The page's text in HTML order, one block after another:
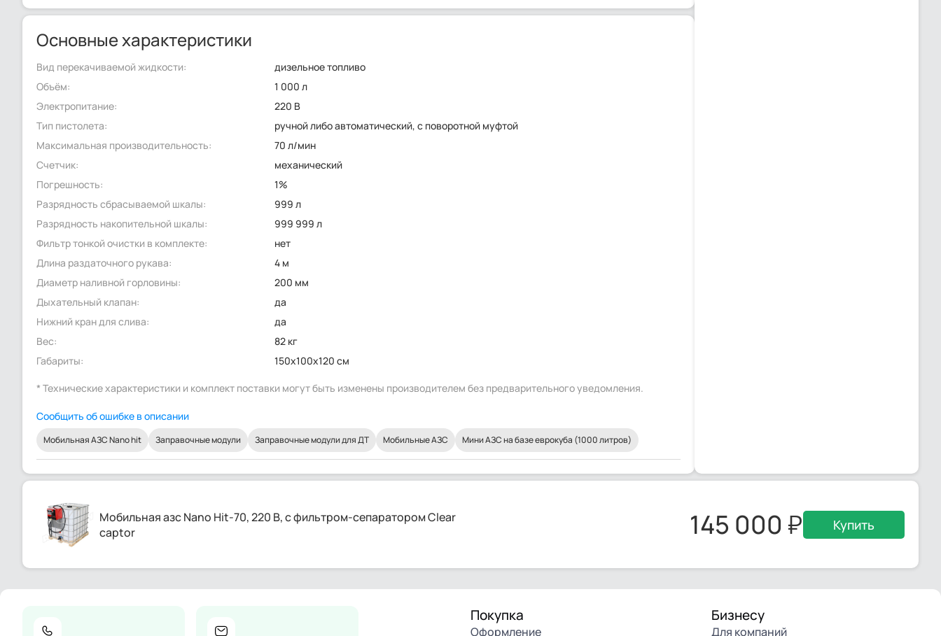
Основные характеристики
Вид перекачиваемой жидкости:
дизельное топливо
Объём:
1 000 л
Электропитание:
220 В
Тип пистолета:
ручной либо автоматический, с поворотной муфтой
Максимальная производительность:
70 л/мин
Счетчик:
механический
Погрешность:
1%
Разрядность сбрасываемой шкалы:
999 л
Разрядность накопительной шкалы:
999 999 л
Фильтр тонкой очистки в комплекте:
нет
Длина раздаточного рукава:
4 м
Диаметр наливной горловины:
200 мм
Дыхательный клапан:
да
Нижний кран для слива:
да
Вес:
82 кг
Габариты:
150x100x120 см
* Технические характеристики и комплект поставки могут быть изменены производителем без предварительного уведомления.
Сообщить об ошибке в описании
Мобильная АЗС Nano hit Заправочные модули Заправочные модули для ДТ Мобильные АЗС Мини АЗС на базе еврокуба (1000 литров)
Мобильная азс Nano Hit-70, 220 В, с фильтром-сепаратором Clear
captor
145 000 Купить
Покупка
Оформление
Бизнесу
Для компаний